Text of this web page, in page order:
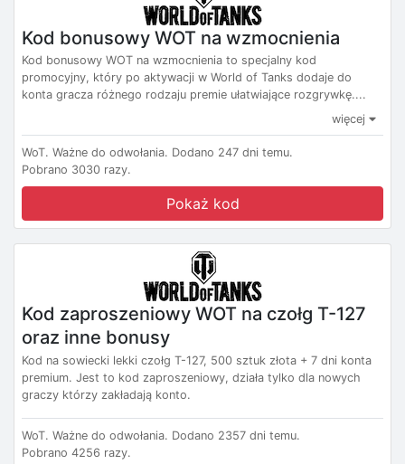
Kod bonusowy WOT na wzmocnienia
Kod bonusowy WOT na wzmocnienia to specjalny kod
promocyjny, który po aktywacji w World of Tanks dodaje do
konta gracza różnego rodzaju premie ułatwiające rozgrywkę....
więcej
WoT. Ważne do odwołania. Dodano 247 dni temu.
Pobrano 3030 razy.
Pokaż kod
Kod zaproszeniowy WOT na czołg T-127
oraz inne bonusy
Kod na sowiecki lekki czołg T-127, 500 sztuk złota + 7 dni konta
premium. Jest to kod zaproszeniowy, działa tylko dla nowych
graczy którzy zakładają konto.
WoT. Ważne do odwołania. Dodano 2357 dni temu.
Pobrano 4256 razy.